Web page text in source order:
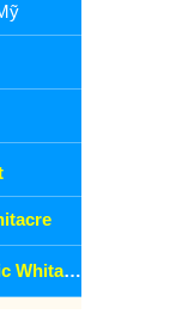
Whitacre